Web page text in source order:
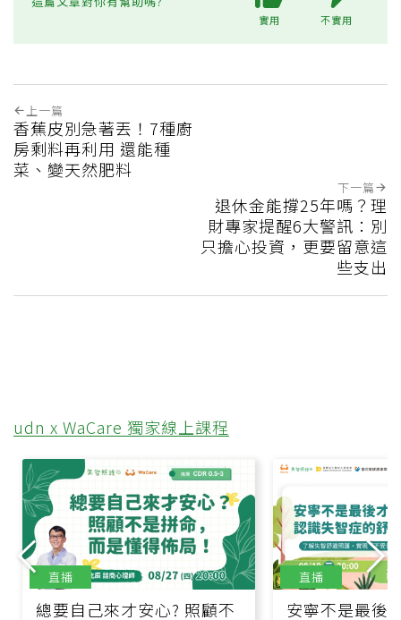
實用 不實用
上一篇
香蕉皮別急著丟！7種廚
房剩料再利用 還能種
菜、變天然肥料
下一篇
退休金能撐25年嗎？理
財專家提醒6大警訊：別
只擔心投資，更要留意這
些支出
udn x WaCare 獨家線上課程
總要自己來才安心? 照顧不
直播
安寧不是最後
直播